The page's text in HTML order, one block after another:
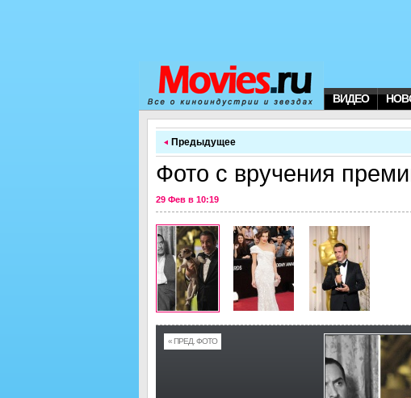
ВИДЕО
Предыдущее
Фото с вручения
29 Фев в 10:19
« ПРЕД. ФОТО